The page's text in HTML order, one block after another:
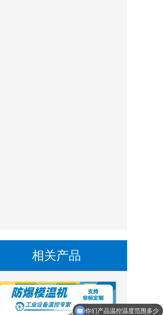
相关产品
你们产品温控温度范围多少